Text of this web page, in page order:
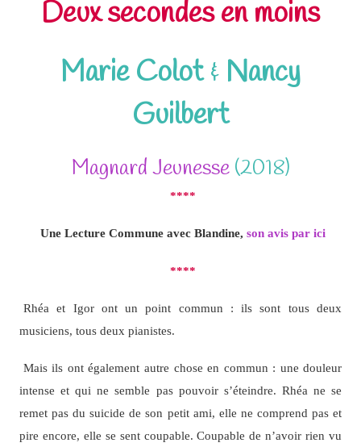
Deux secondes en moins
Marie Colot& Nancy
Guilbert
Magnard Jeunesse(2018)
****
Une Lecture Commune avec Blandine, son avis par ici
****
Rhéa et Igor ont un point commun : ils sont tous deux
musiciens, tous deux pianistes.
Mais ils ont également autre chose en commun : une douleur
intense et qui ne semble pas pouvoir s’éteindre. Rhéa ne se
remet pas du suicide de son petit ami, elle ne comprend pas et
pire encore, elle se sent coupable. Coupable de n’avoir rien vu